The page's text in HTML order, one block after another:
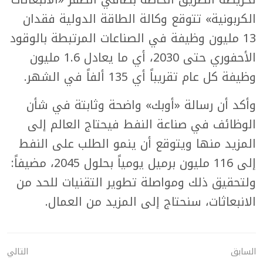
الكربونية» تتوقع وكالة الطاقة الدولية فقدان
13 مليون وظيفة في الصناعات المرتبطة بالوقود
الأحفوري حتى 2030، أي ما يعادل 1.6 مليون
وظيفة كل عام تقريباً أي 135 ألفاً في الشهر.
وأكد أن رسالة «أوبك» واضحة وثابتة في شأن
الوظائف في صناعة النفط فيحتاج العالم إلى
المزيد منها ويتوقع أن ينمو الطلب على النفط
إلى 116 مليون برميل يومياً بحلول 2045، مضيفاً:
ولتحقيق ذلك ومواصلة تطوير التقنيات للحد من
الانبعاثات، سنحتاج إلى المزيد من العمال.
السابق
التالي